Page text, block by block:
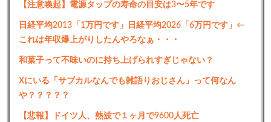
【注意喚起】電源タップの寿命の目安は3〜5年です
日経平均2013「1万円です」日経平均2026「6万円です」←
これは年収爆上がりしたんやろなぁ・・・
和菓子って不味いのに持ち上げられすぎじゃない？
Xにいる「サブカルなんでも雑語りおじさん」って何なん
や？？？？？
【悲報】ドイツ人、熱波で１ヶ月で9600人死亡